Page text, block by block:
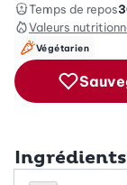
Temps de repos
Valeurs
Végétarien
Ingrédients